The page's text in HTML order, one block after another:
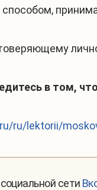
в том,
ru/lektorii/
сети